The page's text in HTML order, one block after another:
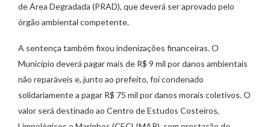
de Área Degradada (PRAD), que deverá ser aprovado pelo
órgão ambiental competente.
A sentença também fixou indenizações financeiras. O
Município deverá pagar mais de R$ 9 mil por danos ambientais
não reparáveis e, junto ao prefeito, foi condenado
solidariamente a pagar R$ 75 mil por danos morais coletivos. O
valor será destinado ao Centro de Estudos Costeiros,